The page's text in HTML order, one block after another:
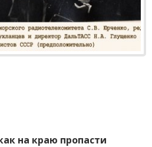
на краю пропасти